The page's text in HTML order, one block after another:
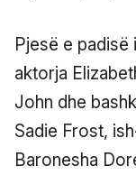
Pjesë e padisë
aktorja
John dhe
Sadie Frost,
Baronesha